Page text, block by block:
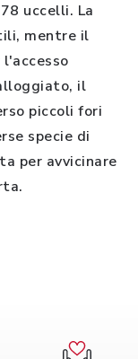
uccelli. La
mentre il
il
piccoli fori
specie di
per avvicinare